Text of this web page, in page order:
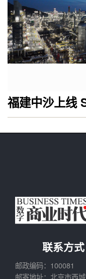
福建中沙上线
联系方式
邮政编码：100081
邮寄地址：北京市西